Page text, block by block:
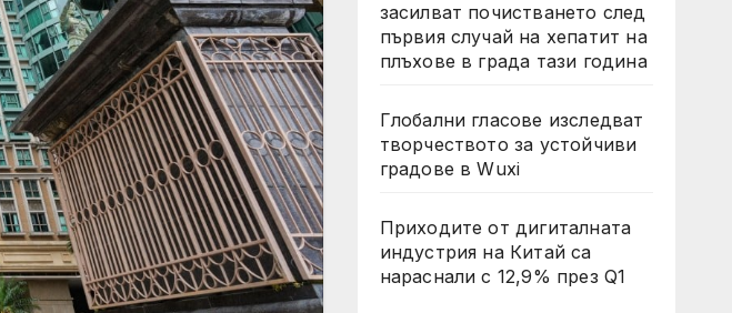
засилват почистването след
първия случай на хепатит на
плъхове в града тази година
Глобални гласове изследват
творчеството за устойчиви
градове в Wuxi
Приходите от дигиталната
индустрия на Китай са
нараснали с 12,9% през Q1